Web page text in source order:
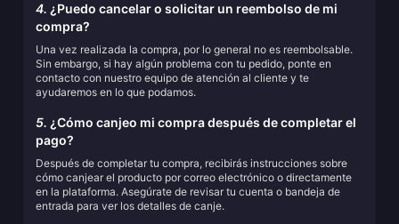
4. ¿Puedo cancelar o solicitar un reembolso de mi
compra?
Una vez realizada la compra, por lo general no es reembolsable.
Sin embargo, si hay algún problema con tu pedido, ponte en
contacto con nuestro equipo de atención al cliente y te
ayudaremos en lo que podamos.
5. ¿Cómo canjeo mi compra después de completar el
pago?
Después de completar tu compra, recibirás instrucciones sobre
cómo canjear el producto por correo electrónico o directamente
en la plataforma. Asegúrate de revisar tu cuenta o bandeja de
entrada para ver los detalles de canje.